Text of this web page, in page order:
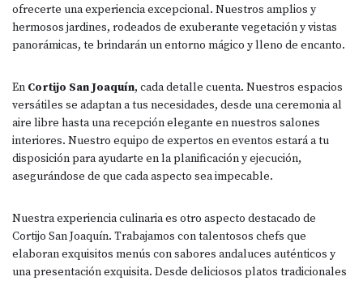
ofrecerte una experiencia excepcional. Nuestros amplios y
hermosos jardines, rodeados de exuberante vegetación y vistas
panorámicas, te brindarán un entorno mágico y lleno de encanto.
En Cortijo San Joaquín, cada detalle cuenta. Nuestros espacios
versátiles se adaptan a tus necesidades, desde una ceremonia al
aire libre hasta una recepción elegante en nuestros salones
interiores. Nuestro equipo de expertos en eventos estará a tu
disposición para ayudarte en la planificación y ejecución,
asegurándose de que cada aspecto sea impecable.
Nuestra experiencia culinaria es otro aspecto destacado de
Cortijo San Joaquín. Trabajamos con talentosos chefs que
elaboran exquisitos menús con sabores andaluces auténticos y
una presentación exquisita. Desde deliciosos platos tradicionales